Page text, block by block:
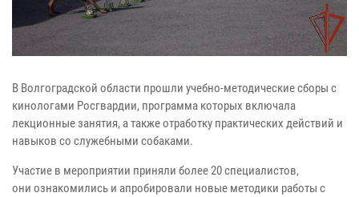
В Волгоградской области прошли учебно-методические сборы с
кинологами Росгвардии, программа которых включала
лекционные занятия, а также отработку практических действий и
навыков со служебными собаками.
Участие в мероприятии приняли более 20 специалистов,
они ознакомились и апробировали новые методики работы с